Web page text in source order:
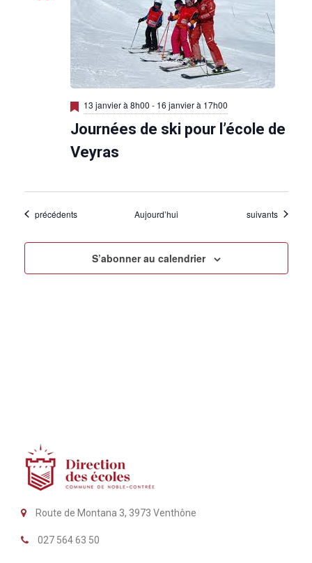
M
i
s
e
n
a
n
13 janvier à 8h00 - 16 janvier à 17h00
Journées de ski pour l’école de
Veyras
Évènements
précédents Aujourd’hui Évènements
suivants
S’abonner au calendrier
Route de Montana 3, 3973 Venthône
027 564 63 50